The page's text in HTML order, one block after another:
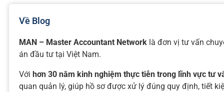
Về Blog
MAN – Master Accountant Network là đơn vị tư vấn
án đầu tư tại Việt Nam.
Với hơn 30 năm kinh nghiệm thực tiễn trong lĩnh vực tư
quan quản lý, giúp hồ sơ được xử lý đúng quy định, tiết